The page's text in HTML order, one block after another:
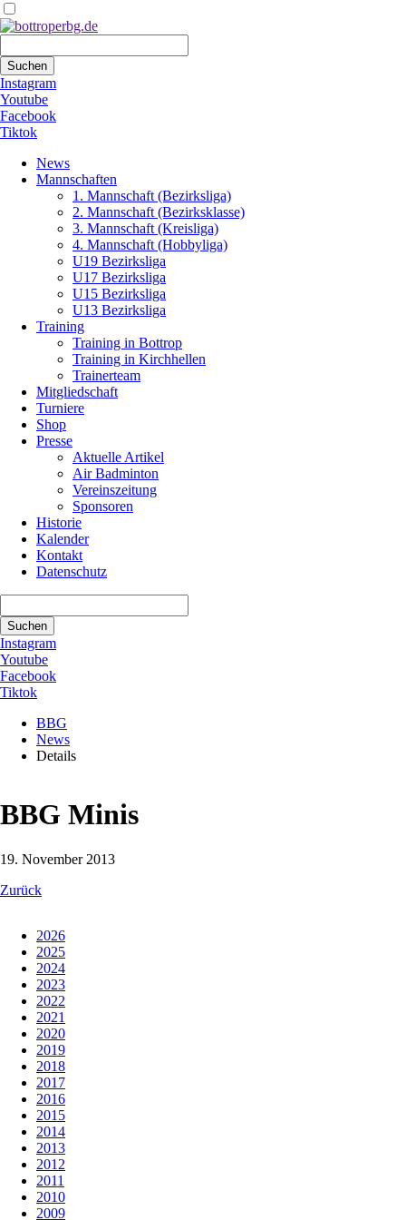
Suchen
Instagram
Youtube
Facebook
Tiktok
überspringen
News
Mannschaften
1. Mannschaft (Bezirksliga)
2. Mannschaft (Bezirksklasse)
3. Mannschaft (Kreisliga)
4. Mannschaft (Hobbyliga)
U19 Bezirksliga
U17 Bezirksliga
U15 Bezirksliga
U13 Bezirksliga
Training
Training in Bottrop
Training in Kirchhellen
Trainerteam
Mitgliedschaft
Turniere
Shop
Presse
Aktuelle Artikel
Air Badminton
Vereinszeitung
Sponsoren
Historie
Kalender
Kontakt
Datenschutz
Suchen
Instagram
Youtube
Facebook
Tiktok
BBG
News
Details
BBG Minis
19. November 2013
Zurück
2026
2025
2024
2023
2022
2021
2020
2019
2018
2017
2016
2015
2014
2013
2012
2011
2010
2009